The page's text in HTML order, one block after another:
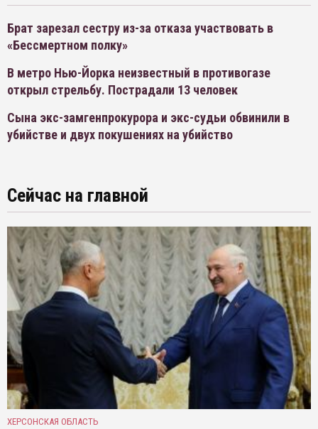
Брат зарезал сестру из-за отказа участвовать в
«Бессмертном полку»
В метро Нью-Йорка неизвестный в противогазе
открыл стрельбу. Пострадали 13 человек
Сына экс-замгенпрокурора и экс-судьи обвинили в
убийстве и двух покушениях на убийство
Сейчас на главной
ХЕРСОНСКАЯ ОБЛАСТЬ